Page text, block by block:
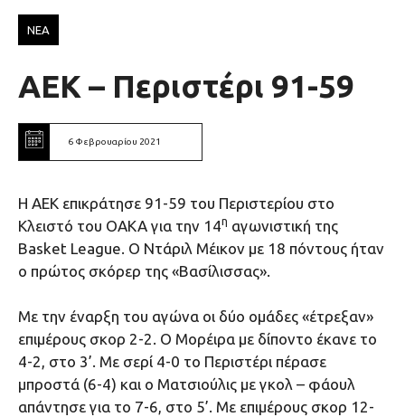
ΝΕΑ
AEK – Περιστέρι 91-59
6 Φεβρουαρίου 2021
Η ΑΕΚ επικράτησε 91-59 του Περιστερίου στο
Κλειστό του ΟΑΚΑ για την 14η αγωνιστική της
Basket League. O Ντάριλ Μέικον με 18 πόντους ήταν
ο πρώτος σκόρερ της «Βασίλισσας».
Με την έναρξη του αγώνα οι δύο ομάδες «έτρεξαν»
επιμέρους σκορ 2-2. Ο Μορέιρα με δίποντο έκανε το
4-2, στο 3’. Με σερί 4-0 το Περιστέρι πέρασε
μπροστά (6-4) και ο Ματσιούλις με γκολ – φάουλ
απάντησε για το 7-6, στο 5’. Με επιμέρους σκορ 12-